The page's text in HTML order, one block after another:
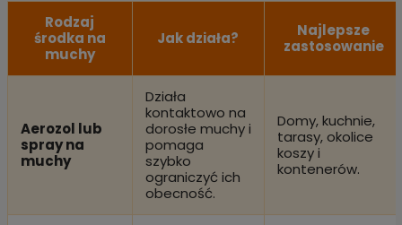
Rodzaj
środka na
muchy
Jak działa?
Najlepsze
zastosowanie
Aerozol lub
spray na
muchy
Działa
kontaktowo na
dorosłe muchy i
pomaga
szybko
ograniczyć ich
obecność.
Domy, kuchnie,
tarasy, okolice
koszy i
kontenerów.